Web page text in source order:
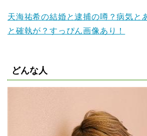
天海祐希の結婚と逮捕の噂？病気と
と確執が？すっぴん画像あり！
どんな人